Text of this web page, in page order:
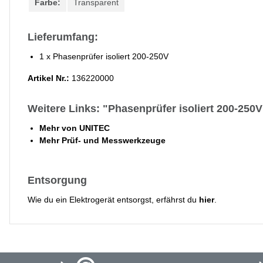
Farbe: Transparent
Lieferumfang:
1 x Phasenprüfer isoliert 200-250V
Artikel Nr.: 136220000
Weitere Links: "Phasenprüfer isoliert 200-
Mehr von UNITEC
Mehr Prüf- und Messwerkzeuge
Entsorgung
Wie du ein Elektrogerät entsorgst, erfährst du hier.